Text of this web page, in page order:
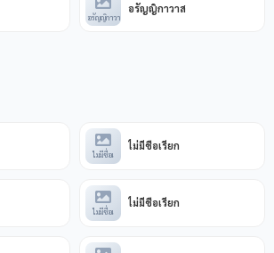
อรัญญิกาวา
อรัญญิกาวาส
ไม่มีชื่อเ
ไม่มีชื่อเรียก
ไม่มีชื่อเ
ไม่มีชื่อเรียก